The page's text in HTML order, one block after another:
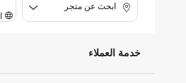
ابحث عن متجر
خدمة العملاء